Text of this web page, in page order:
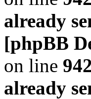
already
[phpBB
on line 942
already